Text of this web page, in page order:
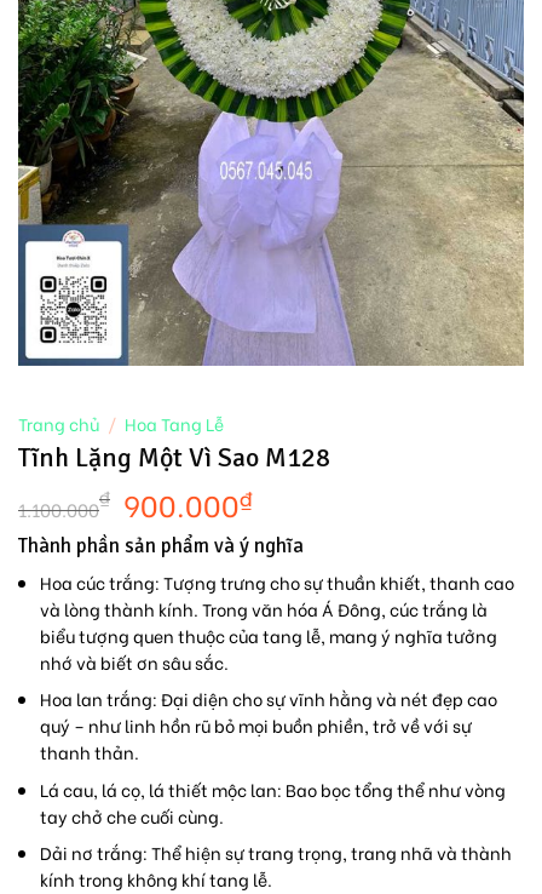
Trang chủ / Hoa Tang Lễ
Tĩnh Lặng Một Vì Sao M128
1.100.000₫ 900.000₫
Thành phần sản phẩm và ý nghĩa
Hoa cúc trắng:Tượng trưng cho sự thuần khiết, thanh cao
và lòng thành kính. Trong văn hóa Á Đông, cúc trắng là
biểu tượng quen thuộc của tang lễ, mang ý nghĩa tưởng
nhớ và biết ơn sâu sắc.
Hoa lan trắng:Đại diện cho sự vĩnh hằng và nét đẹp cao
quý – như linh hồn rũ bỏ mọi buồn phiền, trở về với sự
thanh thản.
Lá cau, lá cọ, lá thiết mộc lan: Bao bọc tổng thể như vòng
tay chở che cuối cùng.
Dải nơ trắng:Thể hiện sự trang trọng, trang nhã và thành
kính trong không khí tang lễ.